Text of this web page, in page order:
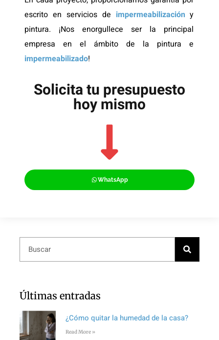
escrito en servicios de impermeabilización y
pintura. ¡Nos enorgullece ser la principal
empresa en el ámbito de la pintura e
impermeabilizado!
Solicita tu presupuesto
hoy mismo
WhatsApp
Últimas entradas
¿Cómo quitar la humedad de la casa?
Read More »